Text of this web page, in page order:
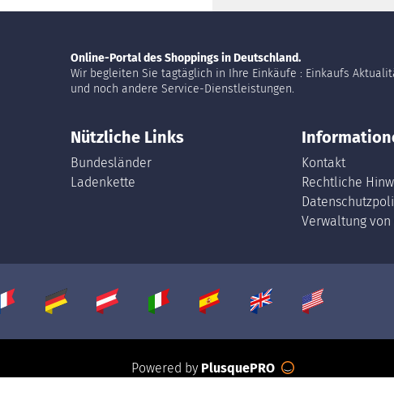
Online-Portal des Shoppings in Deutschland.
Wir begleiten Sie tagtäglich in Ihre Einkäufe : Einkaufs
und noch andere Service-Dienstleistungen.
Nützliche Links
Bundesländer
Ladenkette
Kontakt
Rechtliche
Verwaltung von
Powered by PlusquePRO